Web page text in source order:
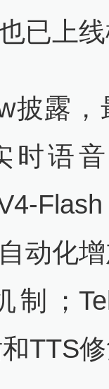
已上线
披露
时语
V4-
动化
；
TTS修